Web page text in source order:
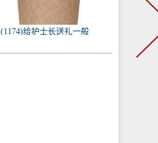
(1174)给护士长送礼一般
实用的东西）